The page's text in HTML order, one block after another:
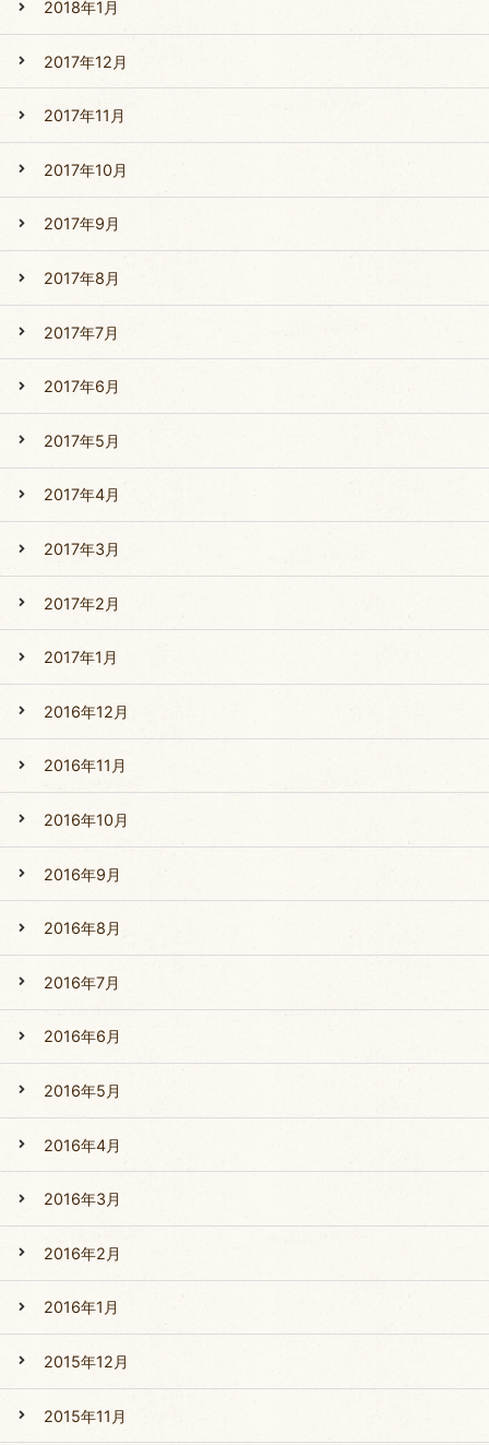
2018年1月
2017年12月
2017年11月
2017年10月
2017年9月
2017年8月
2017年7月
2017年6月
2017年5月
2017年4月
2017年3月
2017年2月
2017年1月
2016年12月
2016年11月
2016年10月
2016年9月
2016年8月
2016年7月
2016年6月
2016年5月
2016年4月
2016年3月
2016年2月
2016年1月
2015年12月
2015年11月